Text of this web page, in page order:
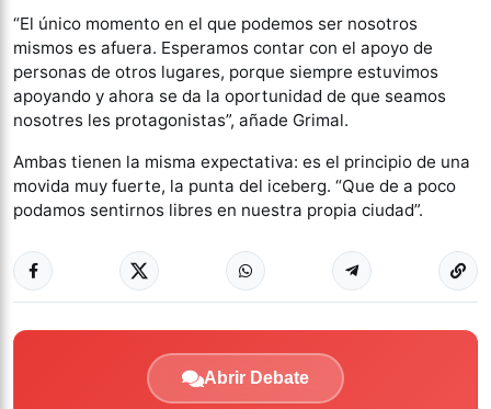
“El único momento en el que podemos ser nosotros
mismos es afuera. Esperamos contar con el apoyo de
personas de otros lugares, porque siempre estuvimos
apoyando y ahora se da la oportunidad de que seamos
nosotres les protagonistas”, añade Grimal.
Ambas tienen la misma expectativa: es el principio de una
movida muy fuerte, la punta del iceberg. “Que de a poco
podamos sentirnos libres en nuestra propia ciudad”.
Abrir Debate